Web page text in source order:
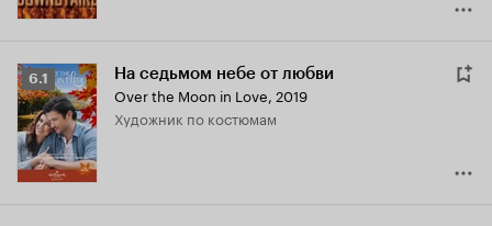
Рейтинг
Кинопоиска
6.1
6.1 На седьмом небе от любви
Over the Moon in Love, 2019
Художник по костюмам